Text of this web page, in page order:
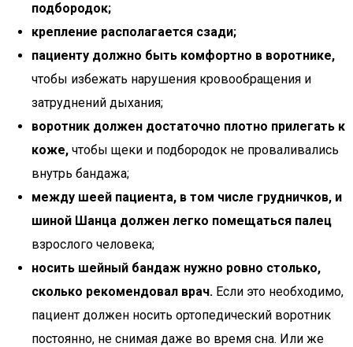
подбородок;
крепление располагается сзади;
пациенту должно быть комфортно в воротнике,
чтобы избежать нарушения кровообращения и
затруднений дыхания;
воротник должен достаточно плотно прилегать к
коже, чтобы щеки и подбородок не проваливались
внутрь бандажа;
между шеей пациента, в том числе грудничков, и
шиной Шанца должен легко помещаться палец
взрослого человека;
носить шейный бандаж нужно ровно столько,
сколько рекомендовал врач. Если это необходимо,
пациент должен носить ортопедический воротник
постоянно, не снимая даже во время сна. Или же